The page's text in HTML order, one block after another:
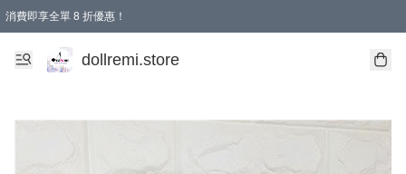
消費即享全單 8 折優惠！
購物滿 HKD 1500.00即享免運費優惠！（適用於 本地送貨、本地取貨、國際送貨 )
dollremi.store